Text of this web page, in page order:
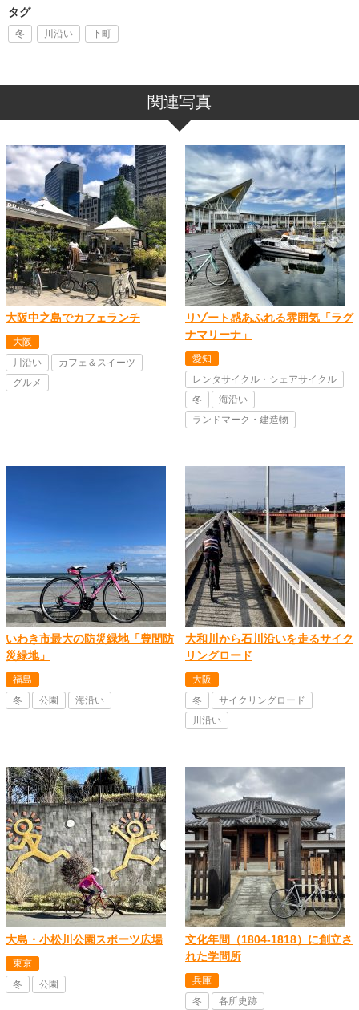
タグ
冬 川沿い 下町
関連写真
大阪中之島でカフェランチ
大阪
川沿い
カフェ＆スイーツ
グルメ
リゾート感あふれる雰囲気「ラグ
ナマリーナ」
愛知
レンタサイクル・シェアサイクル
冬
海沿い
ランドマーク・建造物
いわき市最大の防災緑地「豊間防
災緑地」
福島
冬
公園 海沿い
大和川から石川沿いを走るサイク
リングロード
大阪
冬
サイクリングロード
川沿い
大島・小松川公園スポーツ広場
東京
冬
公園
文化年間（1804-1818）に創立さ
れた学問所
兵庫
冬
各所史跡